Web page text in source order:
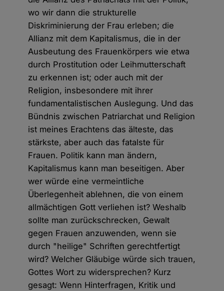
wo wir dann die strukturelle
Diskriminierung der Frau erleben; die
Allianz mit dem Kapitalismus, die in der
Ausbeutung des Frauenkörpers wie etwa
durch Prostitution oder Leihmutterschaft
zu erkennen ist; oder auch mit der
Religion, insbesondere mit ihrer
fundamentalistischen Auslegung. Und das
Bündnis zwischen Patriarchat und Religion
ist meines Erachtens das älteste, das
stärkste, aber auch das fatalste für
Frauen. Politik kann man ändern,
Kapitalismus kann man beseitigen. Aber
wer würde eine vermeintliche
Überlegenheit ablehnen, die von einem
allmächtigen Gott verliehen ist? Weshalb
sollte man zurückschrecken, Gewalt
gegen Frauen anzuwenden, wenn sie
durch "heilige" Schriften gerechtfertigt
wird? Welcher Gläubige würde sich trauen,
Gottes Wort zu widersprechen? Kurz
gesagt: Wenn Hinterfragen, Kritik und